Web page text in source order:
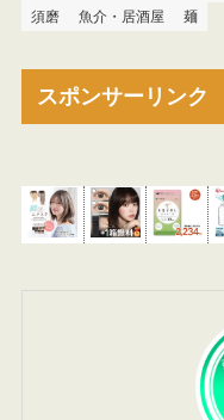
須磨
魚介・居酒屋 麺
スポンサーリンク